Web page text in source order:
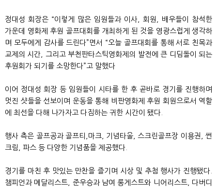
정대성 회장은 “이렇게 많은 임원들과 이사, 회원, 배우들이 참석한
가운데 영화제 후원 골프대회를 개최하게 된 것을 영광스럽게 생각하
며 모두에게 감사를 드린다”면서 “오늘 골프대회를 통해 서로 친목과
교제의 시간, 그리고 부천판타스틱영화제의 발전에 큰 디딤돌이 되는
후원회가 되기를 소망한다”고 말했다
이어 정대성 회장 등 임원들이 시타를 한 후 곧바로 경기를 진행하며
멋진 샷들을 선보이며 운동을 통해 비판영화제 후원 회원으로서 역할
에 최선을 다해 나가자고 다짐하는 귀한 시간이 됐다.
행사 측은 골프공과 골프티,마크, 기념타올, 스크린골프장 이용권, 썬
크림, 파스 등 다양한 기념품을 제공했다.
경기를 마친 후 맛있는 만찬을 즐기며 시상 및 추첨 행사가 진행됐다.
챔피언과 메달리스트, 준우승과 남여 롱게스트와 니어리스트, 다버디